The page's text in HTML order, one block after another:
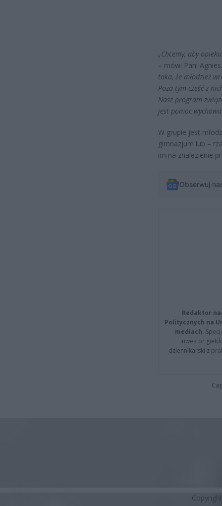
„Chcemy, aby
– mówi Pani
taka, że młodzież
Poza tym część z
Nasz program
jest pomoc
W grupie jest
gimnazjum lub –
im na znalezienie
Obserwuj
Redaktor
Politycznych na
mediach.
inwestor
dziennikarski z